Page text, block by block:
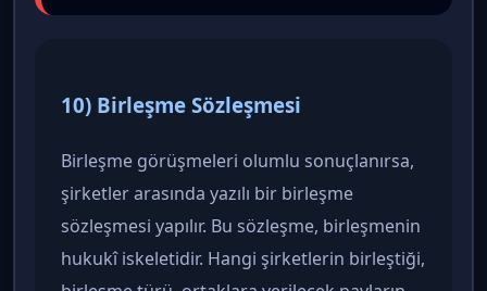
10) Birleşme Sözleşmesi
Birleşme görüşmeleri olumlu sonuçlanırsa,
şirketler arasında yazılı bir birleşme
sözleşmesi yapılır. Bu sözleşme, birleşmenin
hukukî iskeletidir. Hangi şirketlerin birleştiği,